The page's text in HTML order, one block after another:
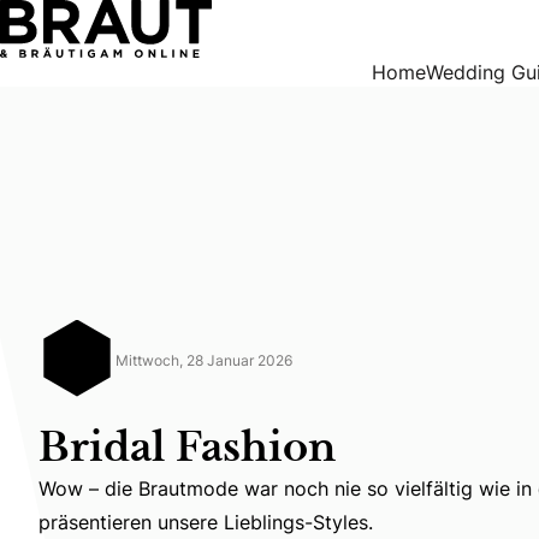
HomeWedding
Mittwoch, 28 Januar 2026
Bridal Fashion
Wow – die Brautmode war noch nie so vielfältig wie in
Wow – die Brautmode war noch nie so vielfältig wie in
präsentieren unsere Lieblings-Styles.